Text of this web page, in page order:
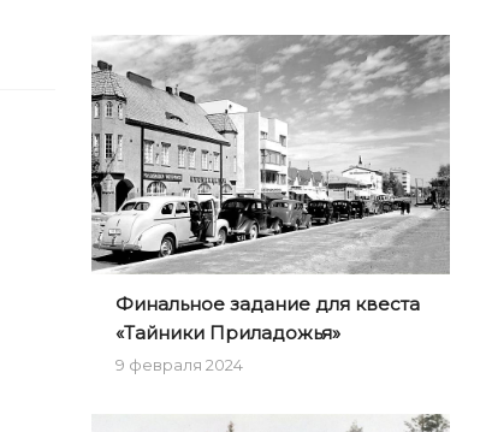
Финальное задание для квеста
«Тайники Приладожья»
9 февраля 2024